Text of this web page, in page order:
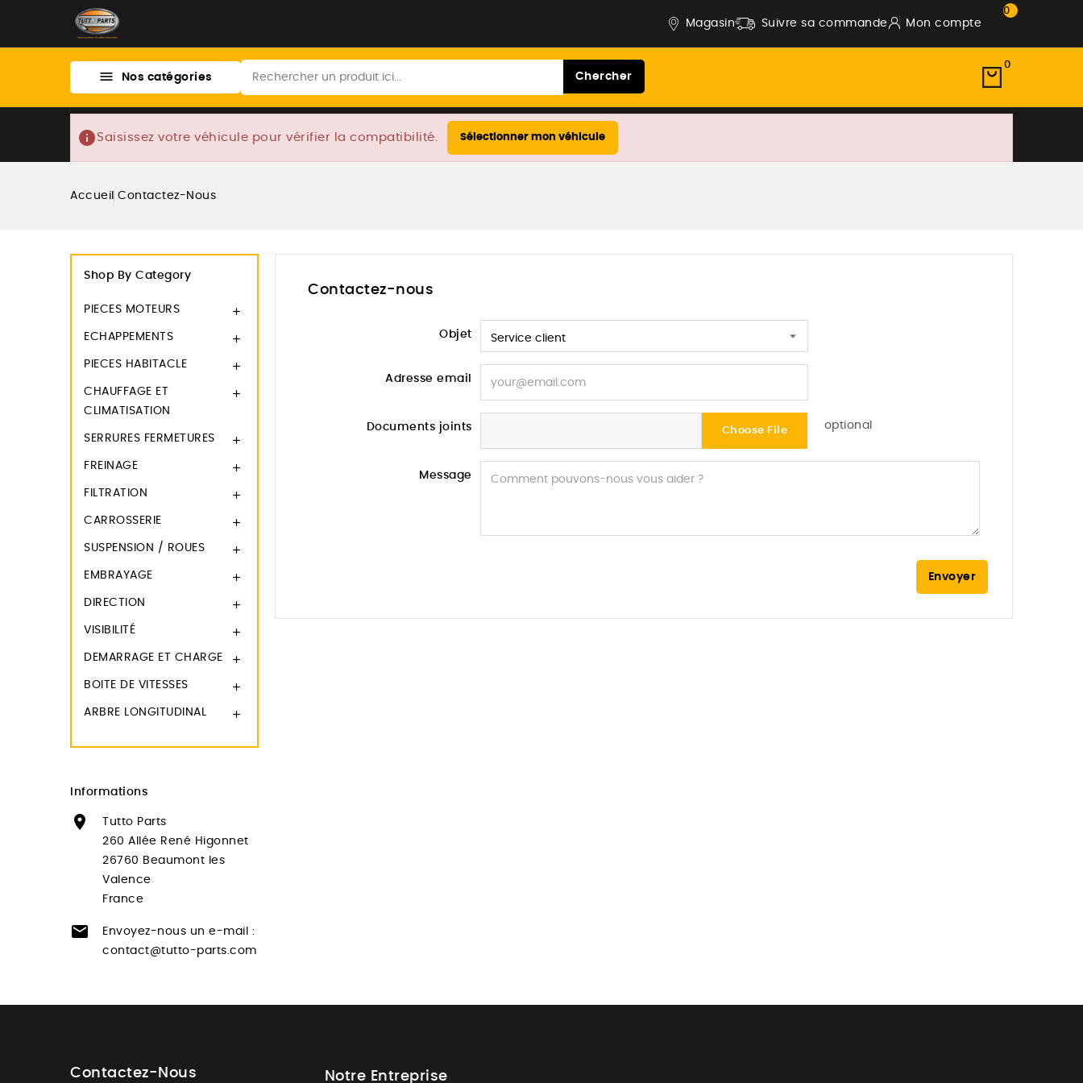
Magasin Suivre sa commande Mon compte
0
 Nos catégories Chercher
0
info Saisissez votre véhicule pour vérifier la compatibilité. Sélectionner mon véhicule
Accueil Contactez-Nous
Shop By Category
PIECES MOTEURS 
ECHAPPEMENTS 
PIECES HABITACLE 
CHAUFFAGE ET
CLIMATISATION

SERRURES FERMETURES 
FREINAGE 
FILTRATION 
CARROSSERIE 
SUSPENSION / ROUES 
EMBRAYAGE 
DIRECTION 
VISIBILITÉ 
DEMARRAGE ET CHARGE 
BOITE DE VITESSES 
ARBRE LONGITUDINAL 
Informations

Tutto Parts
260 Allée René Higonnet
26760 Beaumont les
Valence
France

Envoyez-nous un e-mail :
contact@tutto-parts.com
Contactez-nous
Objet
Adresse email
Documents joints Choose File optional
Message
Contactez-Nous Notre Entreprise